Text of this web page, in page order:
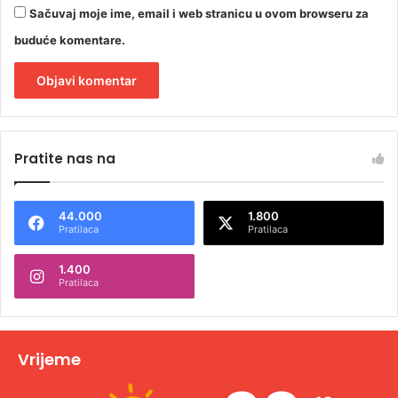
Sačuvaj moje ime, email i web stranicu u ovom browseru za
buduće komentare.
t
n
t
v
Pratite nas na
44.000
Pratilaca
1.800
Pratilaca
1.400
Pratilaca
Vrijeme